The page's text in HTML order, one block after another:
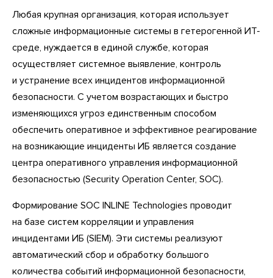
Любая крупная организация, которая использует
сложные информационные системы в гетерогенной ИТ-
среде, нуждается в единой службе, которая
осуществляет системное выявление, контроль
и устранение всех инцидентов информационной
безопасности. С учетом возрастающих и быстро
изменяющихся угроз единственным способом
обеспечить оперативное и эффективное реагирование
на возникающие инциденты ИБ является создание
центра оперативного управления информационной
безопасностью (Security Operation Center, SOC).
Формирование SOC INLINE Technologies проводит
на базе систем корреляции и управления
инцидентами ИБ (SIEM). Эти системы реализуют
автоматический сбор и обработку большого
количества событий информационной безопасности,